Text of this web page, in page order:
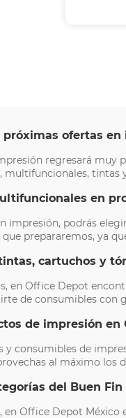
ofertas
regresará muy
multifuncionales, tintas
en
impresión, podrás
prepararemos, ya
cartuchos y
en Office Depot
de consumibles con
de impresión en
y consumibles de
al máximo los
del Buen Fin
en Office Depot